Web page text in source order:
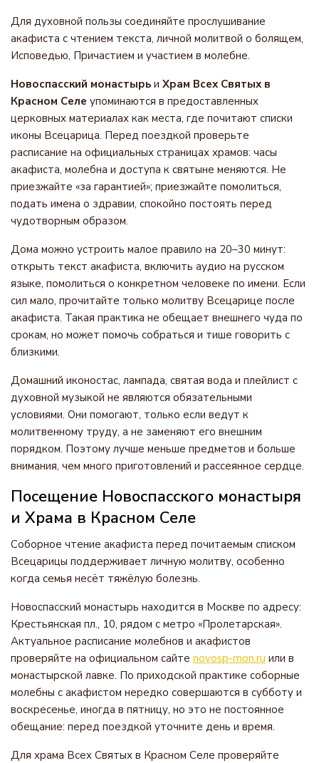
Для духовной пользы соединяйте прослушивание
акафиста с чтением текста, личной молитвой о болящем,
Исповедью, Причастием и участием в молебне.
Новоспасский монастырь и Храм Всех Святых в
Красном Селе упоминаются в предоставленных
церковных материалах как места, где почитают списки
иконы Всецарица. Перед поездкой проверьте
расписание на официальных страницах храмов: часы
акафиста, молебна и доступа к святыне меняются. Не
приезжайте «за гарантией»; приезжайте помолиться,
подать имена о здравии, спокойно постоять перед
чудотворным образом.
Дома можно устроить малое правило на 20–30 минут:
открыть текст акафиста, включить аудио на русском
языке, помолиться о конкретном человеке по имени. Если
сил мало, прочитайте только молитву Всецарице после
акафиста. Такая практика не обещает внешнего чуда по
срокам, но может помочь собраться и тише говорить с
близкими.
Домашний иконостас, лампада, святая вода и плейлист с
духовной музыкой не являются обязательными
условиями. Они помогают, только если ведут к
молитвенному труду, а не заменяют его внешним
порядком. Поэтому лучше меньше предметов и больше
внимания, чем много приготовлений и рассеянное сердце.
Посещение Новоспасского монастыря
и Храма в Красном Селе
Соборное чтение акафиста перед почитаемым списком
Всецарицы поддерживает личную молитву, особенно
когда семья несёт тяжёлую болезнь.
Новоспасский монастырь находится в Москве по адресу:
Крестьянская пл., 10, рядом с метро «Пролетарская».
Актуальное расписание молебнов и акафистов
проверяйте на официальном сайте novosp-mon.ru или в
монастырской лавке. По приходской практике соборные
молебны с акафистом нередко совершаются в субботу и
воскресенье, иногда в пятницу, но это не постоянное
обещание: перед поездкой уточните день и время.
Для храма Всех Святых в Красном Селе проверяйте